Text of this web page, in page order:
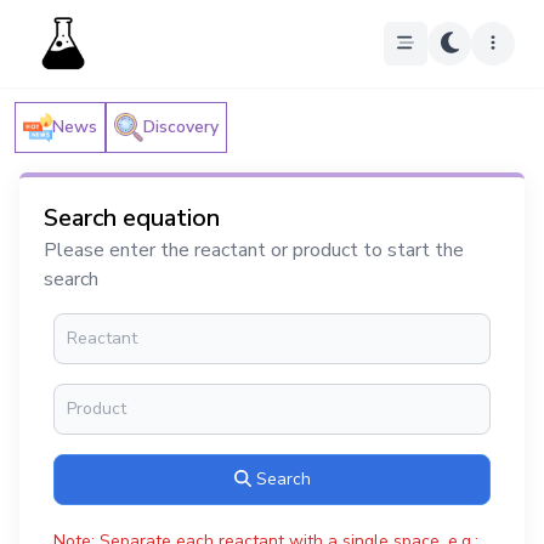
News Discovery
Search equation
Please enter the reactant or product to start the
search
Search